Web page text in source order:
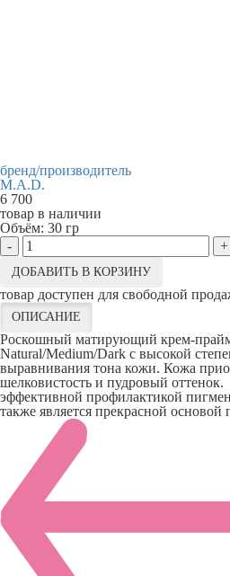
бренд/производитель
M.A.D.
6 700
товар в наличии
Объём: 30 гр
-
+
ДОБАВИТЬ В КОРЗИНУ
товар доступен для свободной
ОПИСАНИЕ
Роскошный матирующий крем-
Natural/Medium/Dark с высокой
выравнивания тона кожи. Кожа
шелковистость и пудровый оттенок.
эффективной профилактикой
также является прекрасной основой